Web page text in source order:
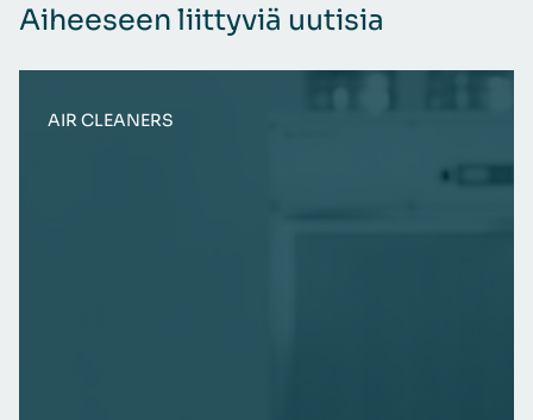
Aiheeseen liittyviä uutisia
AIR CLEANERS